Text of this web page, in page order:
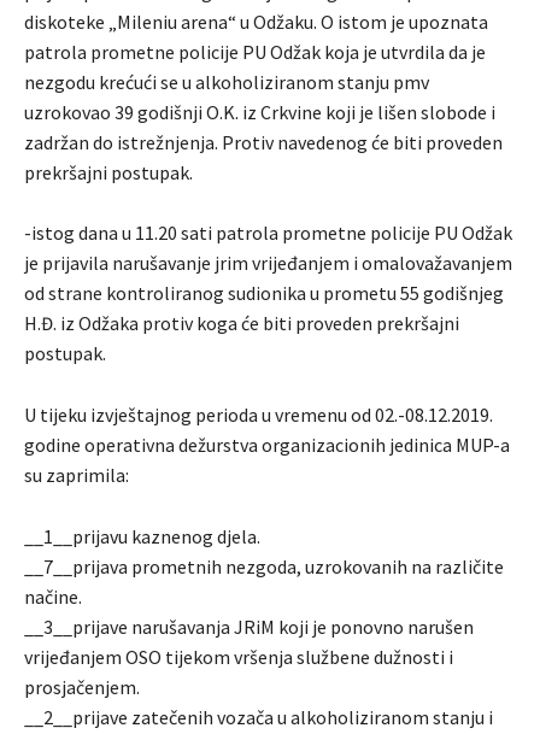
diskoteke „Mileniu arena“ u Odžaku. O istom je upoznata
patrola prometne policije PU Odžak koja je utvrdila da je
nezgodu krećući se u alkoholiziranom stanju pmv
uzrokovao 39 godišnji O.K. iz Crkvine koji je lišen slobode i
zadržan do istrežnjenja. Protiv navedenog će biti proveden
prekršajni postupak.
-istog dana u 11.20 sati patrola prometne policije PU Odžak
je prijavila narušavanje jrim vrijeđanjem i omalovažavanjem
od strane kontroliranog sudionika u prometu 55 godišnjeg
H.Đ. iz Odžaka protiv koga će biti proveden prekršajni
postupak.
U tijeku izvještajnog perioda u vremenu od 02.-08.12.2019.
godine operativna dežurstva organizacionih jedinica MUP-a
su zaprimila:
__1__prijavu kaznenog djela.
__7__prijava prometnih nezgoda, uzrokovanih na različite
načine.
__3__prijave narušavanja JRiM koji je ponovno narušen
vrijeđanjem OSO tijekom vršenja službene dužnosti i
prosjačenjem.
__2__prijave zatečenih vozača u alkoholiziranom stanju i